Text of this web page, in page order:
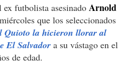
ex futbolista asesinado Arnold
que los seleccionados
Quioto la hicieron llorar al
El Salvador a su vástago en el
de edad.